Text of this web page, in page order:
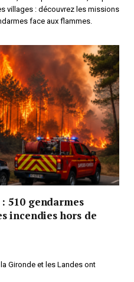
villages : découvrez les missions
face aux flammes.
510 gendarmes
incendies hors de
Gironde et les Landes ont